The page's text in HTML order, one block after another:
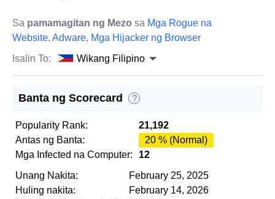
Sa pamamagitan ng Mezo sa Mga Rogue na
Website, Adware, Mga Hijacker ng Browser
Isalin To:
Wikang Filipino
Banta ng Scorecard ?
Popularity Rank:
21,192
Antas ng Banta:
20 % (Normal)
Mga Infected na Computer:
12
Unang Nakita:
February 25, 2025
Huling nakita:
February 14, 2026